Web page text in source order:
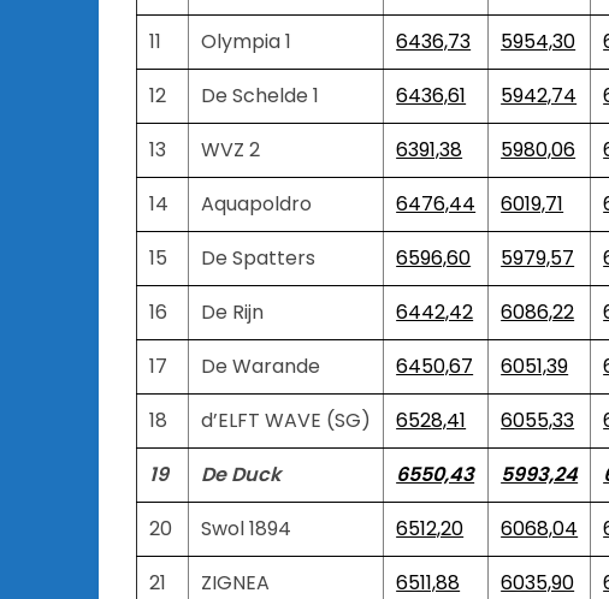
11 Olympia 1 6436,73 5954,30
12
De Schelde 1 6436,61 5942,74
13
WVZ 2 6391,38 5980,06
14
Aquapoldro 6476,44 6019,71
15
De Spatters 6596,60 5979,57
16
De Rijn 6442,42 6086,22
17
De Warande 6450,67 6051,39
18
d’ELFT WAVE (SG) 6528,41 6055,33
19
De Duck 6550,43 5993,24
20
Swol 1894 6512,20 6068,04
21
ZIGNEA 6511,88 6035,90